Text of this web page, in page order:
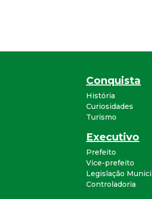
Conquista
História
Curiosidades
Turismo
Executivo
Prefeito
Vice-prefeito
Legislação
Controladoria